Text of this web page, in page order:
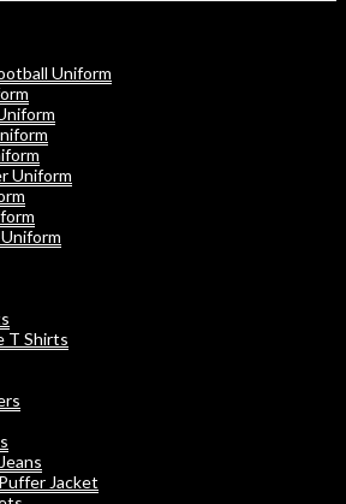
Uniform
Uniform
T Shirts
Jacket